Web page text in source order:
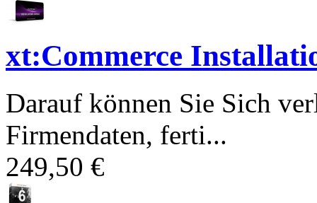
xt:Commerce
Darauf können Sie Sich
Firmendaten, ferti...
249,50 €